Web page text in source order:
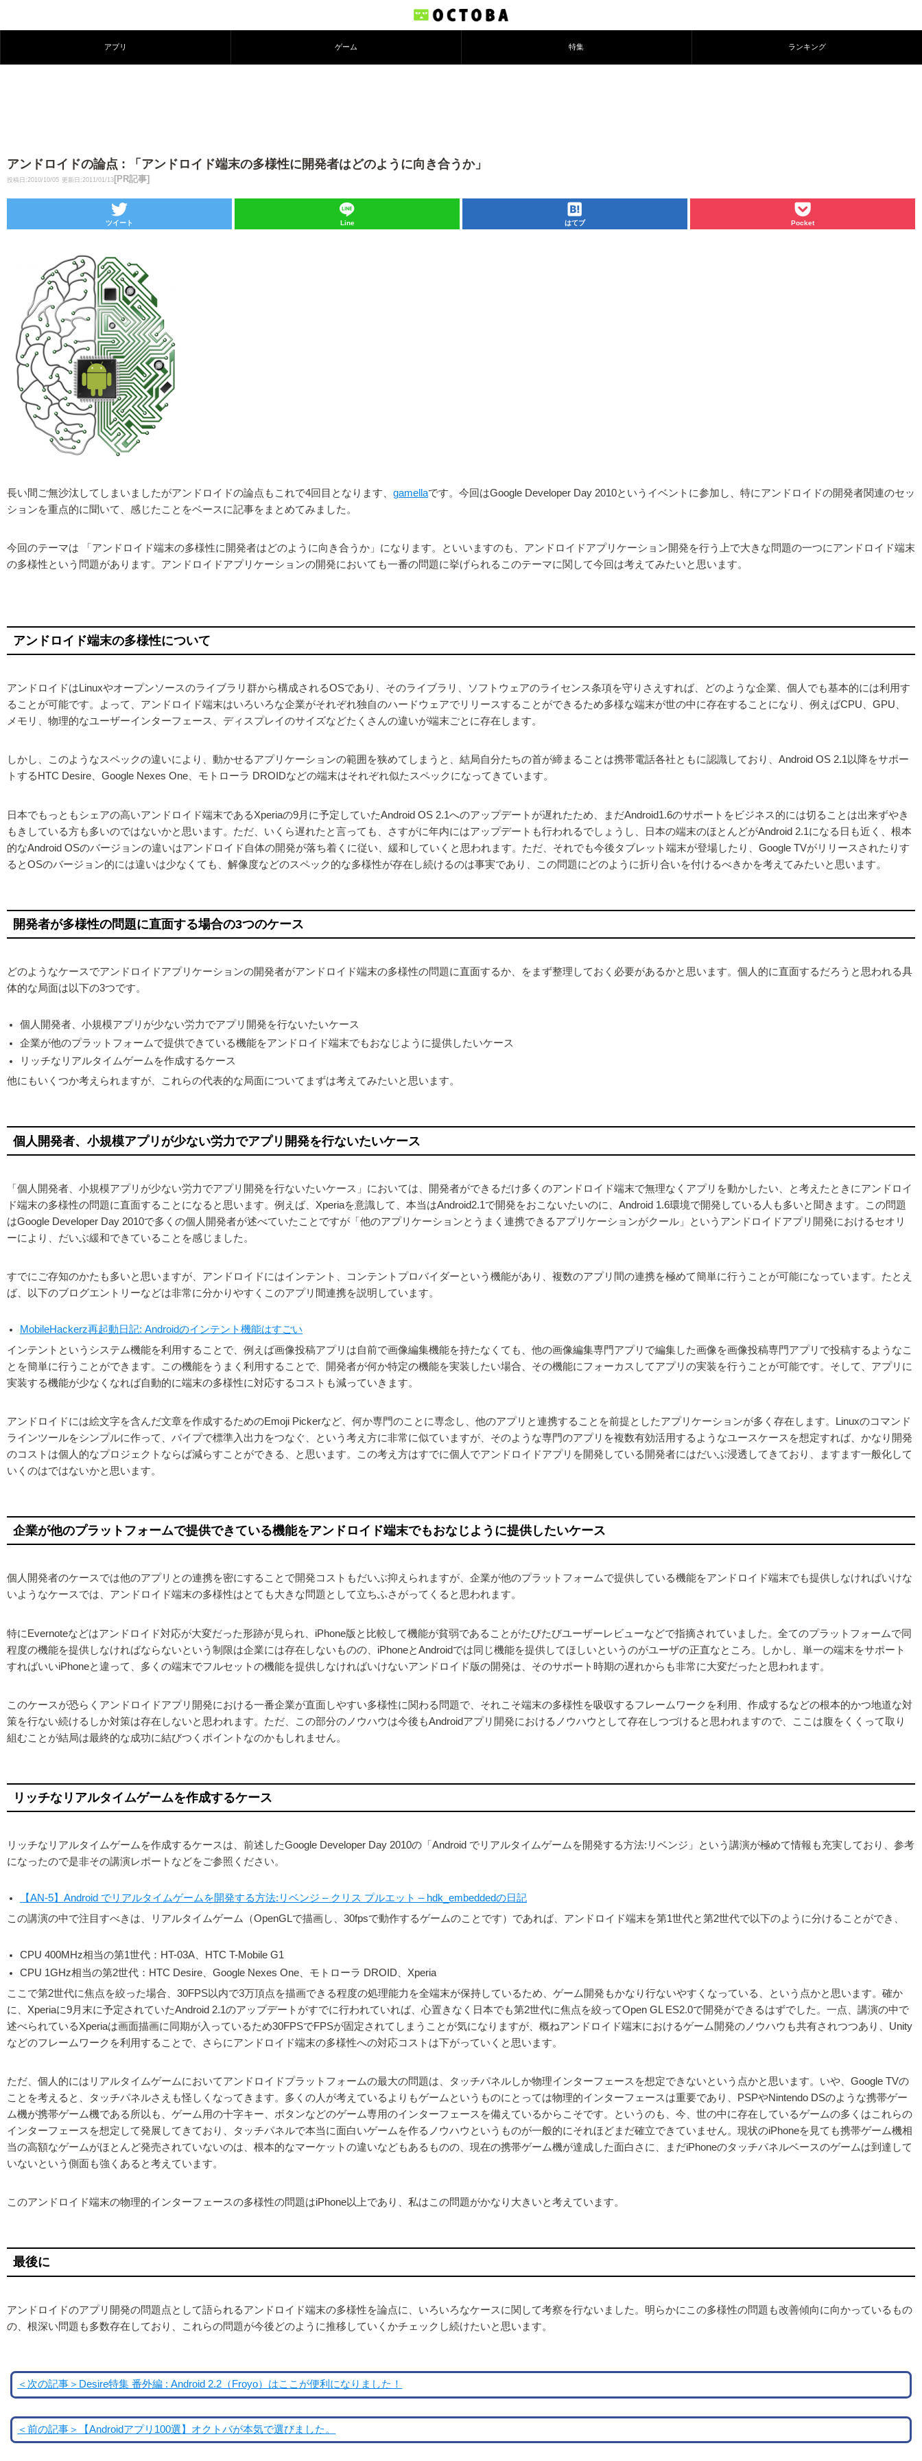
アプリ ゲーム 特集 ランキング
アンドロイドの論点 : 「アンドロイド端末の多様性に開発者はどのように向き合うか」
投稿日:2010/10/05 更新日:2011/01/13 [PR記事]
ツイート Line はてブ Pocket
長い間ご無沙汰してしまいましたがアンドロイドの論点もこれで4回目となります、 gamellaです。今回はGoogle Developer Day 2010というイベントに参加し、特にアンドロイドの開発者関連のセッ
ションを重点的に聞いて、感じたことをベースに記事をまとめてみました。
今回のテーマは 「アンドロイド端末の多様性に開発者はどのように向き合うか」になります。といいますのも、アンドロイドアプリケーション開発を行う上で大きな問題の一つにアンドロイド端末
の多様性という問題があります。アンドロイドアプリケーションの開発においても一番の問題に挙げられるこのテーマに関して今回は考えてみたいと思います。
アンドロイド端末の多様性について
アンドロイドはLinuxやオープンソースのライブラリ群から構成されるOSであり、そのライブラリ、ソフトウェアのライセンス条項を守りさえすれば、どのような企業、個人でも基本的には利用す
ることが可能です。よって、アンドロイド端末はいろいろな企業がそれぞれ独自のハードウェアでリリースすることができるため多様な端末が世の中に存在することになり、例えばCPU、GPU、
メモリ、物理的なユーザーインターフェース、ディスプレイのサイズなどたくさんの違いが端末ごとに存在します。
しかし、このようなスペックの違いにより、動かせるアプリケーションの範囲を狭めてしまうと、結局自分たちの首が締まることは携帯電話各社ともに認識しており、Android OS 2.1以降をサポー
トするHTC Desire、Google Nexes One、モトローラ DROIDなどの端末はそれぞれ似たスペックになってきています。
日本でもっともシェアの高いアンドロイド端末であるXperiaの9月に予定していたAndroid OS 2.1へのアップデートが遅れたため、まだAndroid1.6のサポートをビジネス的には切ることは出来ずやき
もきしている方も多いのではないかと思います。ただ、いくら遅れたと言っても、さすがに年内にはアップデートも行われるでしょうし、日本の端末のほとんどがAndroid 2.1になる日も近く、根本
的なAndroid OSのバージョンの違いはアンドロイド自体の開発が落ち着くに従い、緩和していくと思われます。ただ、それでも今後タブレット端末が登場したり、Google TVがリリースされたりす
るとOSのバージョン的には違いは少なくても、解像度などのスペック的な多様性が存在し続けるのは事実であり、この問題にどのように折り合いを付けるべきかを考えてみたいと思います。
開発者が多様性の問題に直面する場合の3つのケース
どのようなケースでアンドロイドアプリケーションの開発者がアンドロイド端末の多様性の問題に直面するか、をまず整理しておく必要があるかと思います。個人的に直面するだろうと思われる具
体的な局面は以下の3つです。
個人開発者、小規模アプリが少ない労力でアプリ開発を行ないたいケース
企業が他のプラットフォームで提供できている機能をアンドロイド端末でもおなじように提供したいケース
リッチなリアルタイムゲームを作成するケース
他にもいくつか考えられますが、これらの代表的な局面についてまずは考えてみたいと思います。
個人開発者、小規模アプリが少ない労力でアプリ開発を行ないたいケース
「個人開発者、小規模アプリが少ない労力でアプリ開発を行ないたいケース」においては、開発者ができるだけ多くのアンドロイド端末で無理なくアプリを動かしたい、と考えたときにアンドロイ
ド端末の多様性の問題に直面することになると思います。例えば、Xperiaを意識して、本当はAndroid2.1で開発をおこないたいのに、Android 1.6環境で開発している人も多いと聞きます。この問題
はGoogle Developer Day 2010で多くの個人開発者が述べていたことですが「他のアプリケーションとうまく連携できるアプリケーションがクール」というアンドロイドアプリ開発におけるセオリ
ーにより、だいぶ緩和できていることを感じました。
すでにご存知のかたも多いと思いますが、アンドロイドにはインテント、コンテントプロバイダーという機能があり、複数のアプリ間の連携を極めて簡単に行うことが可能になっています。たとえ
ば、以下のブログエントリーなどは非常に分かりやすくこのアプリ間連携を説明しています。
MobileHackerz再起動日記: Androidのインテント機能はすごい
インテントというシステム機能を利用することで、例えば画像投稿アプリは自前で画像編集機能を持たなくても、他の画像編集専門アプリで編集した画像を画像投稿専門アプリで投稿するようなこ
とを簡単に行うことができます。この機能をうまく利用することで、開発者が何か特定の機能を実装したい場合、その機能にフォーカスしてアプリの実装を行うことが可能です。そして、アプリに
実装する機能が少なくなれば自動的に端末の多様性に対応するコストも減っていきます。
アンドロイドには絵文字を含んだ文章を作成するためのEmoji Pickerなど、何か専門のことに専念し、他のアプリと連携することを前提としたアプリケーションが多く存在します。Linuxのコマンド
ラインツールをシンプルに作って、パイプで標準入出力をつなぐ、という考え方に非常に似ていますが、そのような専門のアプリを複数有効活用するようなユースケースを想定すれば、かなり開発
のコストは個人的なプロジェクトならば減らすことができる、と思います。この考え方はすでに個人でアンドロイドアプリを開発している開発者にはだいぶ浸透してきており、ますます一般化して
いくのはではないかと思います。
企業が他のプラットフォームで提供できている機能をアンドロイド端末でもおなじように提供したいケース
個人開発者のケースでは他のアプリとの連携を密にすることで開発コストもだいぶ抑えられますが、企業が他のプラットフォームで提供している機能をアンドロイド端末でも提供しなければいけな
いようなケースでは、アンドロイド端末の多様性はとても大きな問題として立ちふさがってくると思われます。
特にEvernoteなどはアンドロイド対応が大変だった形跡が見られ、iPhone版と比較して機能が貧弱であることがたびたびユーザーレビューなどで指摘されていました。全てのプラットフォームで同
程度の機能を提供しなければならないという制限は企業には存在しないものの、iPhoneとAndroidでは同じ機能を提供してほしいというのがユーザの正直なところ。しかし、単一の端末をサポート
すればいいiPhoneと違って、多くの端末でフルセットの機能を提供しなければいけないアンドロイド版の開発は、そのサポート時期の遅れからも非常に大変だったと思われます。
このケースが恐らくアンドロイドアプリ開発における一番企業が直面しやすい多様性に関わる問題で、それこそ端末の多様性を吸収するフレームワークを利用、作成するなどの根本的かつ地道な対
策を行ない続けるしか対策は存在しないと思われます。ただ、この部分のノウハウは今後もAndroidアプリ開発におけるノウハウとして存在しつづけると思われますので、ここは腹をくくって取り
組むことが結局は最終的な成功に結びつくポイントなのかもしれません。
リッチなリアルタイムゲームを作成するケース
リッチなリアルタイムゲームを作成するケースは、前述したGoogle Developer Day 2010の「Android でリアルタイムゲームを開発する方法:リベンジ」という講演が極めて情報も充実しており、参考
になったので是非その講演レポートなどをご参照ください。
【AN-5】Android でリアルタイムゲームを開発する方法:リベンジ – クリス プルエット – hdk_embeddedの日記
この講演の中で注目すべきは、リアルタイムゲーム（OpenGLで描画し、30fpsで動作するゲームのことです）であれば、アンドロイド端末を第1世代と第2世代で以下のように分けることができ、
CPU 400MHz相当の第1世代：HT-03A、HTC T-Mobile G1
CPU 1GHz相当の第2世代：HTC Desire、Google Nexes One、モトローラ DROID、Xperia
ここで第2世代に焦点を絞った場合、30FPS以内で3万頂点を描画できる程度の処理能力を全端末が保持しているため、ゲーム開発もかなり行ないやすくなっている、という点かと思います。確か
に、Xperiaに9月末に予定されていたAndroid 2.1のアップデートがすでに行われていれば、心置きなく日本でも第2世代に焦点を絞ってOpen GL ES2.0で開発ができるはずでした。一点、講演の中で
述べられているXperiaは画面描画に同期が入っているため30FPSでFPSが固定されてしまうことが気になりますが、概ねアンドロイド端末におけるゲーム開発のノウハウも共有されつつあり、Unity
などのフレームワークを利用することで、さらにアンドロイド端末の多様性への対応コストは下がっていくと思います。
ただ、個人的にはリアルタイムゲームにおいてアンドロイドプラットフォームの最大の問題は、タッチパネルしか物理インターフェースを想定できないという点かと思います。いや、Google TVの
ことを考えると、タッチパネルさえも怪しくなってきます。多くの人が考えているよりもゲームというものにとっては物理的インターフェースは重要であり、PSPやNintendo DSのような携帯ゲー
ム機が携帯ゲーム機である所以も、ゲーム用の十字キー、ボタンなどのゲーム専用のインターフェースを備えているからこそです。というのも、今、世の中に存在しているゲームの多くはこれらの
インターフェースを想定して発展してきており、タッチパネルで本当に面白いゲームを作るノウハウというものが一般的にそれほどまだ確立できていません。現状のiPhoneを見ても携帯ゲーム機相
当の高額なゲームがほとんど発売されていないのは、根本的なマーケットの違いなどもあるものの、現在の携帯ゲーム機が達成した面白さに、まだiPhoneのタッチパネルベースのゲームは到達して
いないという側面も強くあると考えています。
このアンドロイド端末の物理的インターフェースの多様性の問題はiPhone以上であり、私はこの問題がかなり大きいと考えています。
最後に
アンドロイドのアプリ開発の問題点として語られるアンドロイド端末の多様性を論点に、いろいろなケースに関して考察を行ないました。明らかにこの多様性の問題も改善傾向に向かっているもの
の、根深い問題も多数存在しており、これらの問題が今後どのように推移していくかチェックし続けたいと思います。
＜次の記事＞Desire特集 番外編 : Android 2.2（Froyo）はここが便利になりました！
＜前の記事＞【Androidアプリ100選】オクトバが本気で選びました。